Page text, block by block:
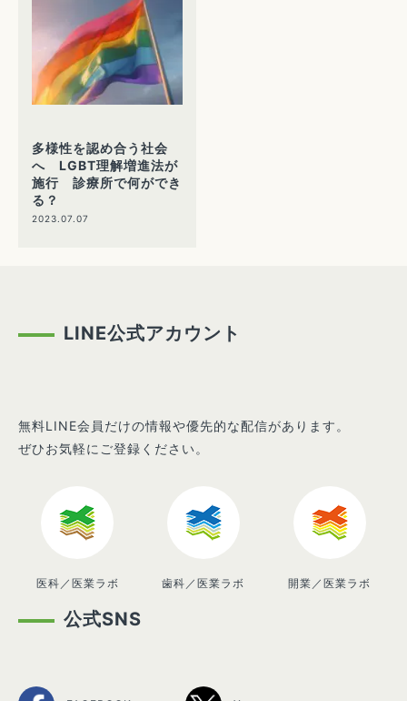
多様性を認め合う社会
へ LGBT理解増進法が
施行 診療所で何ができ
る？
2023.07.07
LINE公式アカウント
無料LINE会員だけの情報や優先的な配信があります。
ぜひお気軽にご登録ください。
医科／医業ラボ 歯科／医業ラボ 開業／医業ラボ
公式SNS